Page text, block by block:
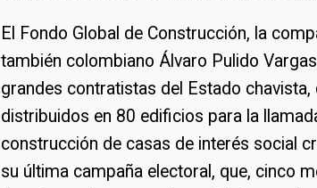
El Fondo Global de Construcción, la
también colombiano Álvaro Pulido
grandes contratistas del Estado
distribuidos en 80 edificios para la
construcción de casas de interés social
su última campaña electoral, que, cinco